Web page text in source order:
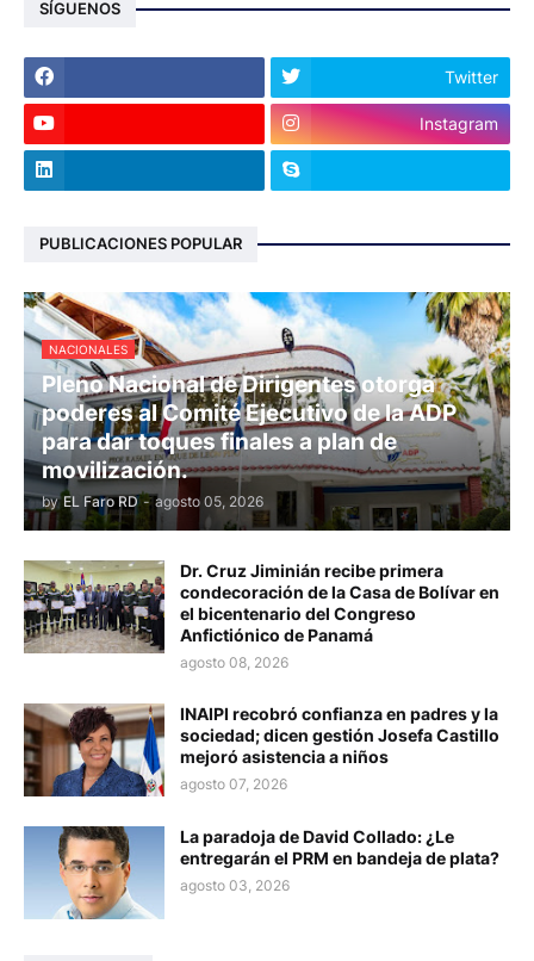
SÍGUENOS
Twitter
Instagram
PUBLICACIONES POPULAR
NACIONALES
Pleno Nacional de Dirigentes otorga
poderes al Comité Ejecutivo de la ADP
para dar toques finales a plan de
movilización.
by EL Faro RD - agosto 05, 2026
Dr. Cruz Jiminián recibe primera
condecoración de la Casa de Bolívar en
el bicentenario del Congreso
Anfictiónico de Panamá
agosto 08, 2026
INAIPI recobró confianza en padres y la
sociedad; dicen gestión Josefa Castillo
mejoró asistencia a niños
agosto 07, 2026
La paradoja de David Collado: ¿Le
entregarán el PRM en bandeja de plata?
agosto 03, 2026